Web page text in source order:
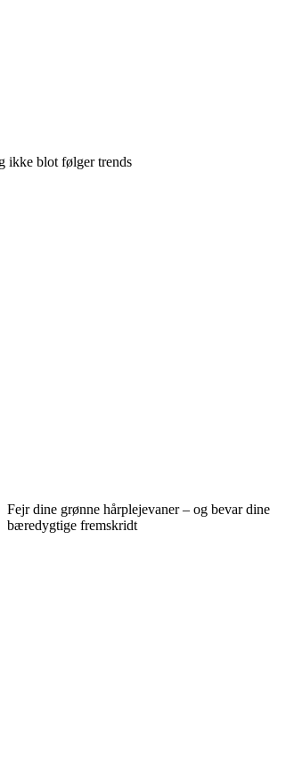
ikke blot følger trends
Fejr dine grønne hårplejevaner – og bevar dine
bæredygtige fremskridt